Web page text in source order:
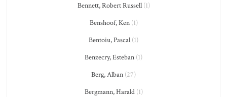
Bennett, Robert Russell(1)
Benshoof, Ken(1)
Bentoiu, Pascal (1)
Benzecry, Esteban (1)
Berg, Alban (27)
Bergmann, Harald(1)